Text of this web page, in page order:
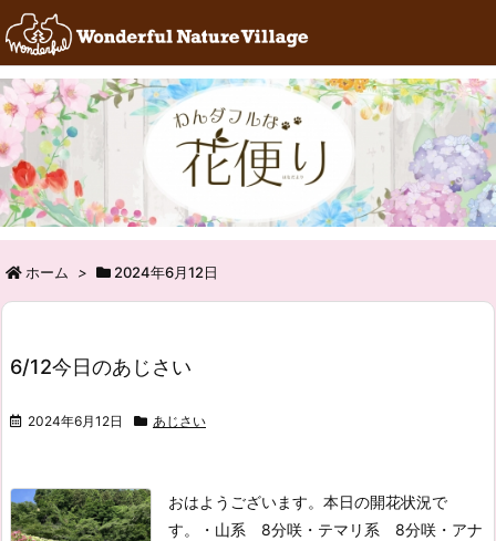
RSS Feedly
ホーム > 2024年6月12日
6/12今日のあじさい
2024年6月12日 あじさい
おはようございます。 本日の開花状況で
す。
・山系 8分咲 ・テマリ系 8分咲 ・アナ